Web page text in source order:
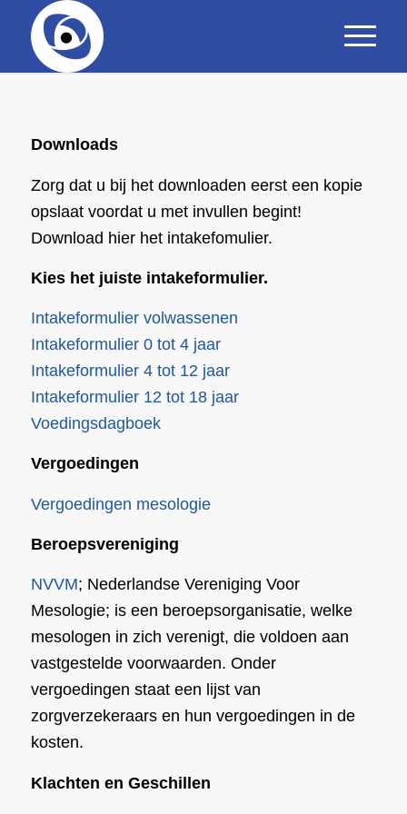
Downloads
Zorg dat u bij het downloaden eerst een kopie
opslaat voordat u met invullen begint!
Download hier het intakefomulier.
Kies het juiste intakeformulier.
Intakeformulier volwassenen
Intakeformulier 0 tot 4 jaar
Intakeformulier 4 tot 12 jaar
Intakeformulier 12 tot 18 jaar
Voedingsdagboek
Vergoedingen
Vergoedingen mesologie
Beroepsvereniging
NVVM; Nederlandse Vereniging Voor
Mesologie; is een beroepsorganisatie, welke
mesologen in zich verenigt, die voldoen aan
vastgestelde voorwaarden. Onder
vergoedingen staat een lijst van
zorgverzekeraars en hun vergoedingen in de
kosten.
Klachten en Geschillen